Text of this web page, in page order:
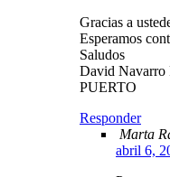
Gracias a
Esperamos
Saludos
David Navarro
PUERTO
Responder
Marta
abril 6,